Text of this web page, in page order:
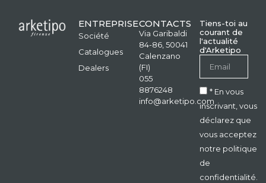
ENTREPRISE
Société
Catalogues
Dealers
CONTACTS
Via Garibaldi
84-86, 50041
Calenzano
(FI)
055
8876248
info@arketipo.com
Tiens-toi au
courant de
l'actualité
d'Arketipo
* En vous
inscrivant, vous
déclarez que
vous acceptez
notre politique
de
confidentialité.